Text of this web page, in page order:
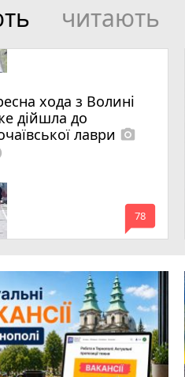
читають
хода з Волині
дійшла до
лаври photo_camera
mode_comment
78